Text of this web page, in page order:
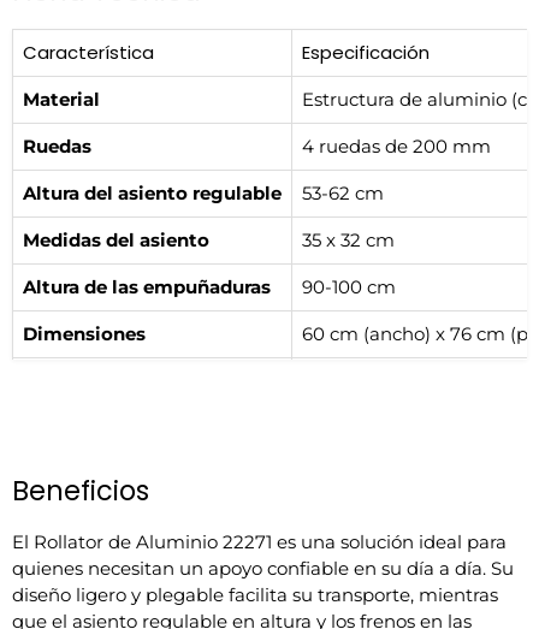
Característica Especificación
Material Estructura de aluminio
Ruedas 4 ruedas de 200 mm
Altura del asiento regulable 53-62 cm
Medidas del asiento 35 x 32 cm
Altura de las empuñaduras 90-100 cm
Dimensiones 60 cm (ancho) x 76 cm
Código HERA-CV
Código Familia SIRPO EAN010C
SKU 22271
Beneficios
El Rollator de Aluminio 22271 es una solución ideal para
quienes necesitan un apoyo confiable en su día a día. Su
diseño ligero y plegable facilita su transporte, mientras
que el asiento regulable en altura y los frenos en las